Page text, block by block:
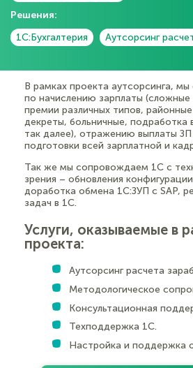
Решения:
1С:Бухгалтерия Аутсорсинг
В рамках проекта аутсорсинга, мы
по начислению зарплаты (сложные
премии различных типов,
декреты, больничные, подработка
так далее), отражению выплаты
подготовки всей зарплатной и
Так же мы сопровождаем 1С с
зрения – обновления
доработка обмена 1С:ЗУП с SAP,
задач в 1С.
Услуги, оказываемые в
проекта:
Аутсорсинг расчета
Методологическое
Консультационная
Техподдержка 1С.
Настройка и поддержка